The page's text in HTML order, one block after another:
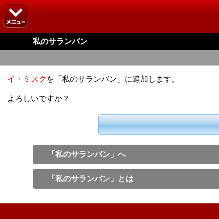
私のサランバン
イ・ミスク を「私のサランバン」に追加します。
よろしいですか？
「私のサランバン」へ
「私のサランバン」とは